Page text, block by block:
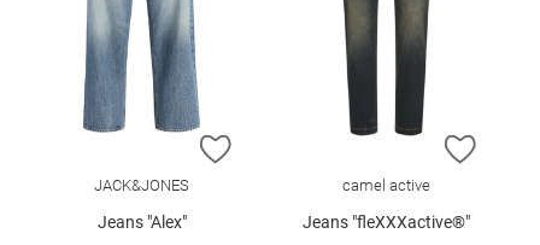
ZUR WUNSCHLISTE HINZUFÜGEN
JACK&JONES
Jeans "Alex"
ZUR
camel active
Jeans "fleXXXactive®"